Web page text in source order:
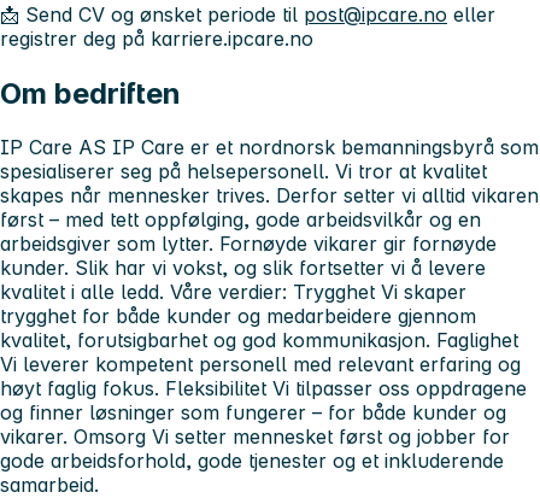
📩 Send CV og ønsket periode til post@ipcare.no eller
registrer deg på karriere.ipcare.no
Om bedriften
IP Care AS IP Care er et nordnorsk bemanningsbyrå som
spesialiserer seg på helsepersonell. Vi tror at kvalitet
skapes når mennesker trives. Derfor setter vi alltid vikaren
først – med tett oppfølging, gode arbeidsvilkår og en
arbeidsgiver som lytter. Fornøyde vikarer gir fornøyde
kunder. Slik har vi vokst, og slik fortsetter vi å levere
kvalitet i alle ledd. Våre verdier: Trygghet Vi skaper
trygghet for både kunder og medarbeidere gjennom
kvalitet, forutsigbarhet og god kommunikasjon. Faglighet
Vi leverer kompetent personell med relevant erfaring og
høyt faglig fokus. Fleksibilitet Vi tilpasser oss oppdragene
og finner løsninger som fungerer – for både kunder og
vikarer. Omsorg Vi setter mennesket først og jobber for
gode arbeidsforhold, gode tjenester og et inkluderende
samarbeid.